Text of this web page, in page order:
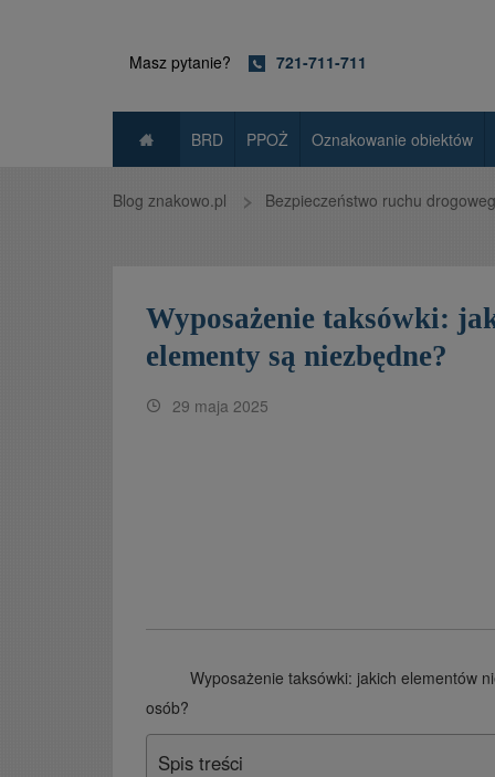
Masz pytanie? 721-711-711
BRD PPOŻ Oznakowanie obiektów
Blog znakowo.pl Bezpieczeństwo ruchu
Wyposażenie taksówki:
elementy są niezbędne?
29 maja 2025
Wyposażenie taksówki: jakich elementów
osób?
Spis treści